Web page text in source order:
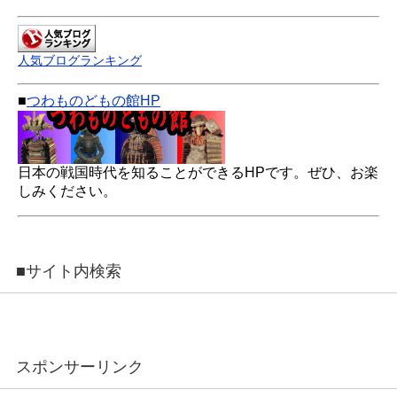
人気ブログランキング
■つわものどもの館HP
日本の戦国時代を知ることができるHPです。ぜひ、お楽
しみください。
■サイト内検索
スポンサーリンク